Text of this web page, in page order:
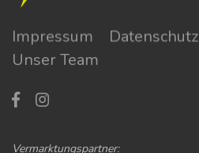
Impressum Datenschutz
Unser Team
Vermarktungspartner: